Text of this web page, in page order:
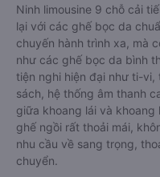
Ninh limousine 9 chỗ cải
lại với các ghế bọc da
chuyến hành trình xa, mà
như các ghế bọc da bình
tiện nghi hiện đại như ti-vi,
sách, hệ thống âm thanh
giữa khoang lái và
ghế ngồi rất thoải mái,
nhu cầu về sang trọng,
chuyển.